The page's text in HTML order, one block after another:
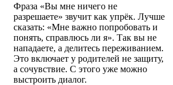
Фраза «Вы мне ничего не
разрешаете» звучит как упрёк. Лучше
сказать: «Мне важно попробовать и
понять, справлюсь ли я». Так вы не
нападаете, а делитесь переживанием.
Это включает у родителей не защиту,
а сочувствие. C этого уже можно
выстроить диалог.